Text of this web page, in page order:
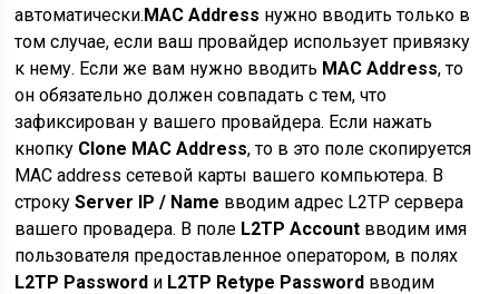
автоматически.MAC Address нужно вводить только в
том случае, если ваш провайдер использует привязку
к нему. Если же вам нужно вводить MAC Address, то
он обязательно должен совпадать с тем, что
зафиксирован у вашего провайдера. Если нажать
кнопку Clone MAC Address, то в это поле скопируется
MAC address сетевой карты вашего компьютера. В
строкуServer IP / Name вводим адрес L2TP сервера
вашего провадера. В поле L2TP Account вводим имя
пользователя предоставленное оператором, в полях
L2TP Password и L2TP Retype Password вводим